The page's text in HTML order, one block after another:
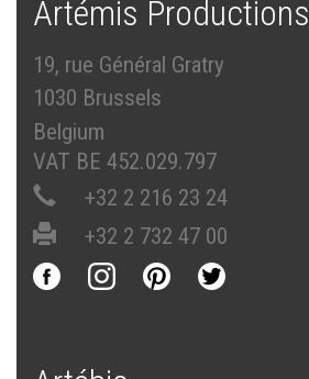
Artémis Productions
19, rue Général Gratry
1030 Brussels
Belgium
VAT BE 452.029.797
+32 2 216 23 24
+32 2 732 47 00